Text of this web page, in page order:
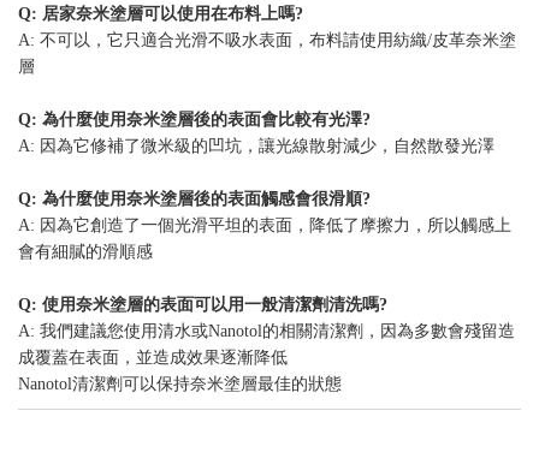
Q: 居家奈米塗層可以使用在布料上嗎?
A: 不可以，它只適合光滑不吸水表面，布料請使用紡織/皮革奈米塗
層
Q: 為什麼使用奈米塗層後的表面會比較有光澤?
A: 因為它修補了微米級的凹坑，讓光線散射減少，自然散發光澤
Q: 為什麼使用奈米塗層後的表面觸感會很滑順?
A: 因為它創造了一個光滑平坦的表面，降低了摩擦力，所以觸感上
會有細膩的滑順感
Q: 使用奈米塗層的表面可以用一般清潔劑清洗嗎?
A: 我們建議您使用清水或Nanotol的相關清潔劑，因為多數會殘留造
成覆蓋在表面，並造成效果逐漸降低
Nanotol清潔劑可以保持奈米塗層最佳的狀態